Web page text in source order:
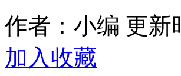
作者：小编 更新
加入收藏